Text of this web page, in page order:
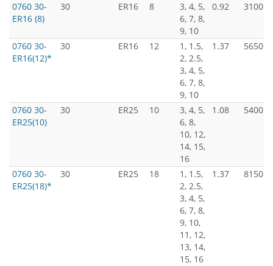
0760 30-
ER16 (8)
30 ER16 8
3, 4, 5,
6, 7, 8,
9, 10
0.92 3100
0760 30-
ER16(12)*
30 ER16 12
1, 1.5,
2, 2.5,
3, 4, 5,
6, 7, 8,
9, 10
1.37 5650
0760 30-
ER25(10)
30 ER25 10
3, 4, 5,
6, 8,
10, 12,
14, 15,
16
1.08 5400
0760 30-
ER25(18)*
30 ER25 18
1, 1.5,
2, 2.5,
3, 4, 5,
6, 7, 8,
9, 10,
11, 12,
13, 14,
15, 16
1.37 8150